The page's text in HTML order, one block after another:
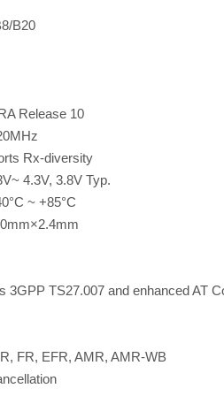
B20
Release 10
Rx-diversity
4.3V, 3.8V Typ.
~ +85°C
3GPP TS27.007 and enhanced AT
FR, EFR, AMR, AMR-WB